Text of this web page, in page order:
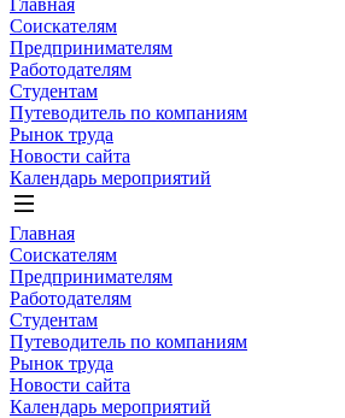
Главная
Соискателям
Предпринимателям
Работодателям
Студентам
Путеводитель по компаниям
Рынок труда
Новости сайта
Календарь мероприятий
Главная
Соискателям
Предпринимателям
Работодателям
Студентам
Путеводитель по компаниям
Рынок труда
Новости сайта
Календарь мероприятий